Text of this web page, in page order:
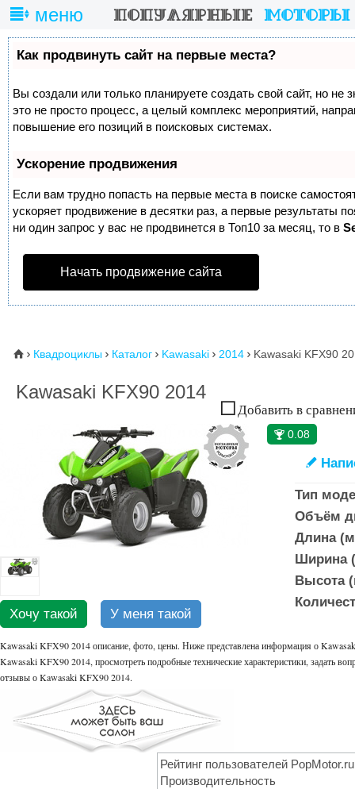
меню
Как продвинуть сайт на первые места?
Вы создали или только планируете создать свой сайт, но не
это не просто процесс, а целый комплекс мероприятий,
повышение его позиций в поисковых системах.
Ускорение продвижения
Если вам трудно попасть на первые места в поиске
ускоряет продвижение в десятки раз, а первые результаты
ни один запрос у вас не продвинется в Топ10 за месяц, то в
Начать продвижение сайта
⌂  Квадроциклы  Каталог  Kawasaki  2014  Kawasaki KFX90
Kawasaki KFX90 2014
Добавить в
Хочу такой У меня такой
🏆 0.08
✎
Тип
Объём
Длина
Ширина
Высота
Kawasaki KFX90 2014 описание, фото, цены. Ниже представлена информация о
Kawasaki KFX90 2014, просмотреть подробные технические характеристики, задать
отзывы о Kawasaki KFX90 2014.
Рейтинг пользователей PopMotor.ru
Производительность